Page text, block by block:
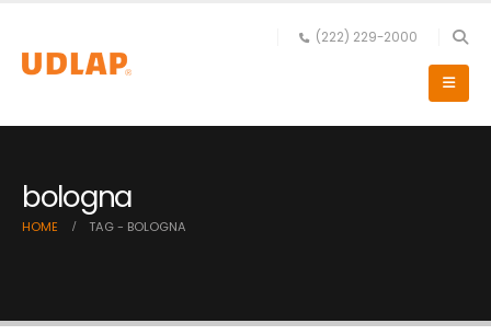
(222) 229-2000
bologna
HOME TAG - BOLOGNA